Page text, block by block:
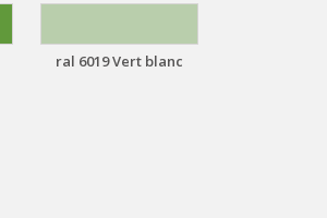
ral 6019 Vert blanc